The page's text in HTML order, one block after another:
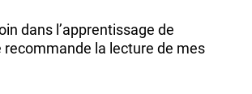
dans l’apprentissage de
recommande la lecture de mes